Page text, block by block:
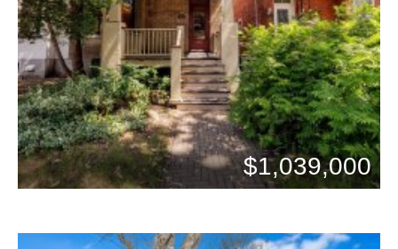
Chambres: 2
Bains: 1
$1,039,000